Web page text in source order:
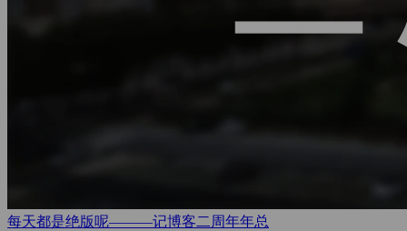
每天都是绝版呢———记博客二周年年总